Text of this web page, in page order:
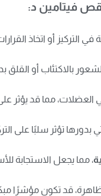
فيتامين د:
التركيز أو اتخاذ
بالاكتئاب أو
مما قد يؤثر
بدورها تؤثر سلبًا على
، مما يجعل الاستجابة
قد تكون مؤشرًا